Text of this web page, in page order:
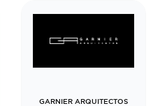
GARNIER ARQUITECTOS